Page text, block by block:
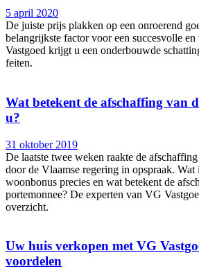
5 april 2020
De juiste prijs plakken op een onroerend
belangrijkste factor voor een succesvolle
Vastgoed krijgt u een onderbouwde
feiten.
Wat betekent de afschaffing van
u?
31 oktober 2019
De laatste twee weken raakte de
door de Vlaamse regering in opspraak. Wat
woonbonus precies en wat betekent de
portemonnee? De experten van VG
overzicht.
Uw huis verkopen met VG
voordelen